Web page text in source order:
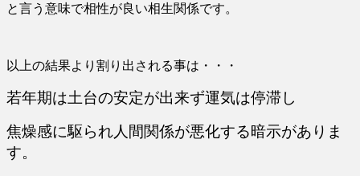
と言う意味で相性が良い相生関係です。
以上の結果より割り出される事は・・・
若年期は土台の安定が出来ず運気は停滞し
焦燥感に駆られ人間関係が悪化する暗示がありま
す。